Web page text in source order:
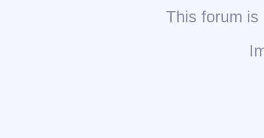
This forum is